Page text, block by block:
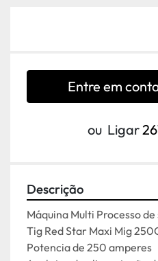
Entre em
ou Ligar
Descrição
Máquina Multi Processo
Tig Red Star Maxi Mig
Potencia de 250 amperes